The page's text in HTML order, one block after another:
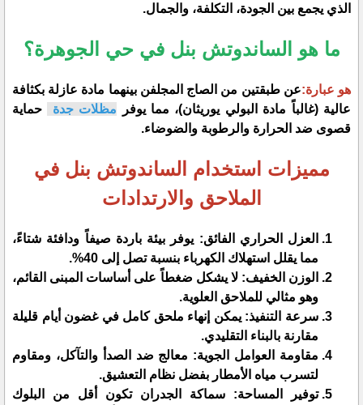
الذي يجمع بين الجودة، التكلفة، والجمال.
​ما هو الساندوتش بنل في حي الجوهرة؟
​هو عبارة:عن طبقتين من الصاج المجلفن بينهما مادة عازلة بكثافة
عالية (غالباً مادة البولي يوريثان)، مما يوفر مظلات جدة
حماية
قصوى ضد الحرارة والرطوبة والضوضاء.
مميزات استخدام الساندوتش بنل في
الملاحق والارتدادات
​العزل الحراري الفائق: يوفر بيئة باردة صيفاً ودافئة شتاءً،
مما يقلل استهلاك الكهرباء بنسبة تصل إلى 40%.
​الوزن الخفيف: لا يشكل ضغطاً على أساسات المبنى القائم،
وهو مثالي للملاحق العلوية.
​سرعة التنفيذ: يمكن إنهاء ملحق كامل في غضون أيام قليلة
مقارنة بالبناء التقليدي.
​مقاومة العوامل الجوية: معالج ضد الصدأ والتآكل، ومقاوم
لتسرب مياه الأمطار بفضل نظام التعشيق.
​توفير المساحة: سماكة الجدران تكون أقل من البلوك